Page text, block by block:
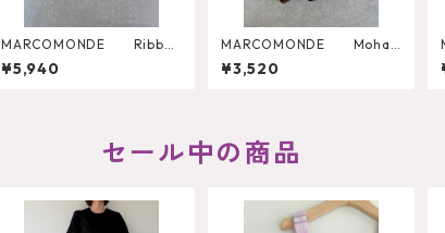
MARCOMONDE Ribbed
Tights
¥5,940
MARCOMONDE Mohair
Socks
¥3,520
セール中の商品